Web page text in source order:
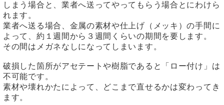
しまう場合と、業者へ送ってやってもらう場合とにわけら
れます。
業者へ送る場合、金属の素材や仕上げ（メッキ）の手間に
よって、約１週間から３週間くらいの期間を要します。
その間はメガネなしになってしまいます。
破損した箇所がアセテートや樹脂であると「ロー付け」は
不可能です。
素材や壊れかたによって、どこまで直せるかは変わってき
ます。